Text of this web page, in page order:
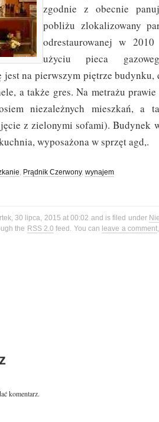
zgodnie z obecnie
pobliżu zlokalizowany
odrestaurowanej w
użyciu pieca
na pierwszym piętrze budynku,
a także gres. Na metrażu
niezależnych mieszkań, a
z zielonymi sofami). Budynek
wyposażona w sprzęt agd,.
, Prądnik Czerwony, wynajem
30 lipca, 2015 at 00:02 and is filed under
the RSS 2.0 feed. You can leave a comment
komentarz.